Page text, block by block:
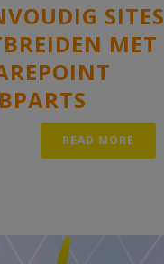
SITES
MET
READ MORE